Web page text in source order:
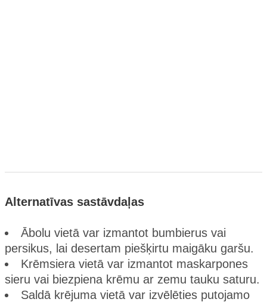
Alternatīvas sastāvdaļas
Ābolu vietā var izmantot bumbierus vai
persikus, lai desertam piešķirtu maigāku garšu.
Krēmsiera vietā var izmantot maskarpones
sieru vai biezpiena krēmu ar zemu tauku saturu.
Saldā krējuma vietā var izvēlēties putojamo